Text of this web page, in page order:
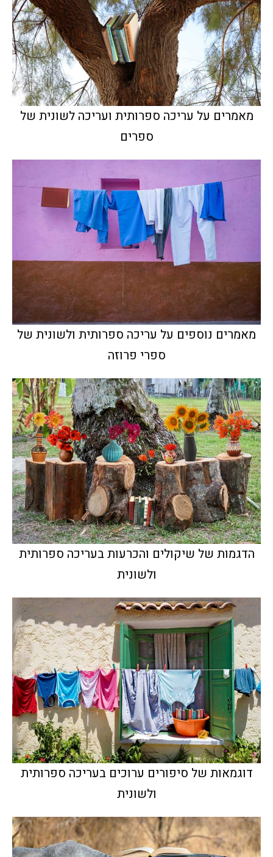
מאמרים על עריכה ספרותית ועריכה לשונית של
ספרים
מאמרים נוספים על עריכה ספרותית ולשונית של
ספרי פרוזה
הדגמות של שיקולים והכרעות בעריכה ספרותית
ולשונית
דוגמאות של סיפורים ערוכים בעריכה ספרותית
ולשונית